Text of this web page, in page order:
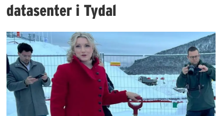
datasenter i Tydal